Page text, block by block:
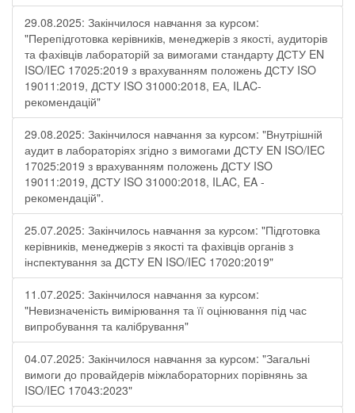
29.08.2025: Закінчилося навчання за курсом:
"Перепідготовка керівників, менеджерів з якості, аудиторів
та фахівців лабораторій за вимогами стандарту ДСТУ EN
ISO/IEC 17025:2019 з врахуванням положень ДСТУ ISO
19011:2019, ДСТУ ISO 31000:2018, ЕА, ILAC-
рекомендацій"
29.08.2025: Закінчилося навчання за курсом: "Внутрішній
аудит в лабораторіях згідно з вимогами ДСТУ EN ISO/IEC
17025:2019 з врахуванням положень ДСТУ ISO
19011:2019, ДСТУ ISO 31000:2018, ILAC, EA -
рекомендацій".
25.07.2025: Закінчилось навчання за курсом: "Підготовка
керівників, менеджерів з якості та фахівців органів з
інспектування за ДСТУ EN ISO/IEC 17020:2019"
11.07.2025: Закінчилося навчання за курсом:
"Невизначеність вимірювання та її оцінювання під час
випробування та калібрування"
04.07.2025: Закінчилося навчання за курсом: "Загальні
вимоги до провайдерів міжлабораторних порівнянь за
ISO/IEC 17043:2023"